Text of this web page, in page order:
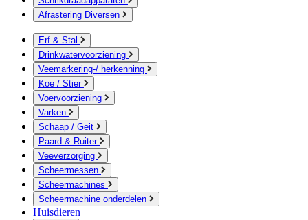
Afrastering Diversen
Erf & Stal
Drinkwatervoorziening
Veemarkering-/ herkenning
Koe / Stier
Voervoorziening
Varken
Schaap / Geit
Paard & Ruiter
Veeverzorging
Scheermessen
Scheermachines
Scheermachine onderdelen
Huisdieren